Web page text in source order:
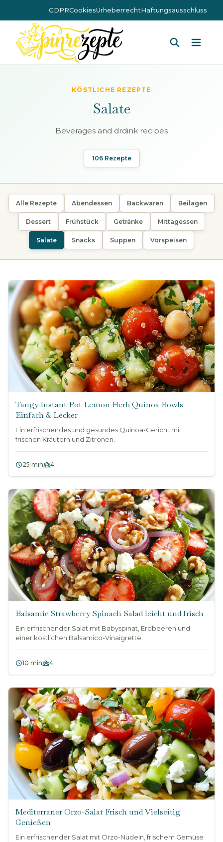
GDPRCookiesUrheberrechtHaftungsausschluss
KÖSTLICHE REZEPTE
Salate
Beverages and drdink recipes
106 Rezepte
Alle Rezepte Abendessen Backwaren Beilagen
Dessert Frühstück Getränke Mittagessen
Salate Snacks Suppen Vorspeisen
Tangy Instant Pot Lemon Herb Quinoa Bowls
Einfach & Lecker
Ein erfrischendes und gesundes Quinoa-Gericht mit
frischen Kräutern und Zitronen.
25 min 4
Balsamic Strawberry Spinach Salad leicht und frisch
Ein erfrischender Salat mit Babyspinat, Erdbeeren und
einer köstlichen Balsamico-Vinaigrette.
10 min 4
Mediterraner Orzo-Salat Frisch und Vielseitig
Genießen
Ein erfrischender Salat mit Orzo-Nudeln, frischem Gemüse